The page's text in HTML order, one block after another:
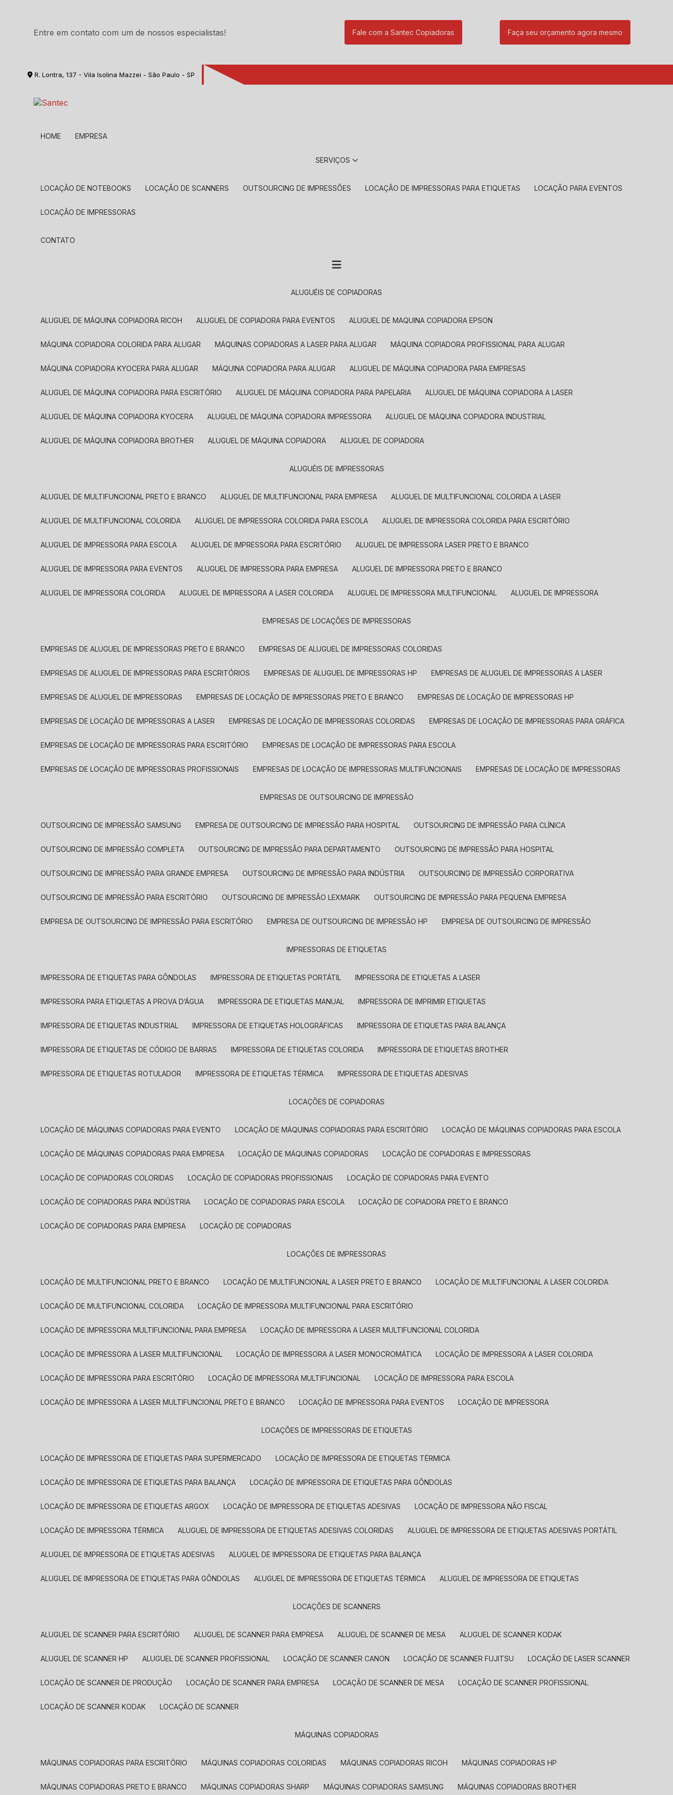
Entre em contato com um de nossos especialistas! Fale com a Santec Copiadoras Faça seu orçamento agora mesmo
R. Lontra, 137 - Vila Isolina Mazzei - São Paulo - SP
HOME EMPRESA
SERVIÇOS
LOCAÇÃO DE NOTEBOOKS LOCAÇÃO DE SCANNERS OUTSOURCING DE IMPRESSÕES LOCAÇÃO DE IMPRESSORAS PARA ETIQUETAS LOCAÇÃO PARA EVENTOS
LOCAÇÃO DE IMPRESSORAS
CONTATO
ALUGUÉIS DE COPIADORAS
ALUGUEL DE MÁQUINA COPIADORA RICOH ALUGUEL DE COPIADORA PARA EVENTOS ALUGUEL DE MAQUINA COPIADORA EPSON
MÁQUINA COPIADORA COLORIDA PARA ALUGAR MÁQUINAS COPIADORAS A LASER PARA ALUGAR MÁQUINA COPIADORA PROFISSIONAL PARA ALUGAR
MÁQUINA COPIADORA KYOCERA PARA ALUGAR MÁQUINA COPIADORA PARA ALUGAR ALUGUEL DE MÁQUINA COPIADORA PARA EMPRESAS
ALUGUEL DE MÁQUINA COPIADORA PARA ESCRITÓRIO ALUGUEL DE MÁQUINA COPIADORA PARA PAPELARIA ALUGUEL DE MÁQUINA COPIADORA A LASER
ALUGUEL DE MÁQUINA COPIADORA KYOCERA ALUGUEL DE MÁQUINA COPIADORA IMPRESSORA ALUGUEL DE MÁQUINA COPIADORA INDUSTRIAL
ALUGUEL DE MÁQUINA COPIADORA BROTHER ALUGUEL DE MÁQUINA COPIADORA ALUGUEL DE COPIADORA
ALUGUÉIS DE IMPRESSORAS
ALUGUEL DE MULTIFUNCIONAL PRETO E BRANCO ALUGUEL DE MULTIFUNCIONAL PARA EMPRESA ALUGUEL DE MULTIFUNCIONAL COLORIDA A LASER
ALUGUEL DE MULTIFUNCIONAL COLORIDA ALUGUEL DE IMPRESSORA COLORIDA PARA ESCOLA ALUGUEL DE IMPRESSORA COLORIDA PARA ESCRITÓRIO
ALUGUEL DE IMPRESSORA PARA ESCOLA ALUGUEL DE IMPRESSORA PARA ESCRITÓRIO ALUGUEL DE IMPRESSORA LASER PRETO E BRANCO
ALUGUEL DE IMPRESSORA PARA EVENTOS ALUGUEL DE IMPRESSORA PARA EMPRESA ALUGUEL DE IMPRESSORA PRETO E BRANCO
ALUGUEL DE IMPRESSORA COLORIDA ALUGUEL DE IMPRESSORA A LASER COLORIDA ALUGUEL DE IMPRESSORA MULTIFUNCIONAL ALUGUEL DE IMPRESSORA
EMPRESAS DE LOCAÇÕES DE IMPRESSORAS
EMPRESAS DE ALUGUEL DE IMPRESSORAS PRETO E BRANCO EMPRESAS DE ALUGUEL DE IMPRESSORAS COLORIDAS
EMPRESAS DE ALUGUEL DE IMPRESSORAS PARA ESCRITÓRIOS EMPRESAS DE ALUGUEL DE IMPRESSORAS HP EMPRESAS DE ALUGUEL DE IMPRESSORAS A LASER
EMPRESAS DE ALUGUEL DE IMPRESSORAS EMPRESAS DE LOCAÇÃO DE IMPRESSORAS PRETO E BRANCO EMPRESAS DE LOCAÇÃO DE IMPRESSORAS HP
EMPRESAS DE LOCAÇÃO DE IMPRESSORAS A LASER EMPRESAS DE LOCAÇÃO DE IMPRESSORAS COLORIDAS EMPRESAS DE LOCAÇÃO DE IMPRESSORAS PARA GRÁFICA
EMPRESAS DE LOCAÇÃO DE IMPRESSORAS PARA ESCRITÓRIO EMPRESAS DE LOCAÇÃO DE IMPRESSORAS PARA ESCOLA
EMPRESAS DE LOCAÇÃO DE IMPRESSORAS PROFISSIONAIS EMPRESAS DE LOCAÇÃO DE IMPRESSORAS MULTIFUNCIONAIS EMPRESAS DE LOCAÇÃO DE IMPRESSORAS
EMPRESAS DE OUTSOURCING DE IMPRESSÃO
OUTSOURCING DE IMPRESSÃO SAMSUNG EMPRESA DE OUTSOURCING DE IMPRESSÃO PARA HOSPITAL OUTSOURCING DE IMPRESSÃO PARA CLÍNICA
OUTSOURCING DE IMPRESSÃO COMPLETA OUTSOURCING DE IMPRESSÃO PARA DEPARTAMENTO OUTSOURCING DE IMPRESSÃO PARA HOSPITAL
OUTSOURCING DE IMPRESSÃO PARA GRANDE EMPRESA OUTSOURCING DE IMPRESSÃO PARA INDÚSTRIA OUTSOURCING DE IMPRESSÃO CORPORATIVA
OUTSOURCING DE IMPRESSÃO PARA ESCRITÓRIO OUTSOURCING DE IMPRESSÃO LEXMARK OUTSOURCING DE IMPRESSÃO PARA PEQUENA EMPRESA
EMPRESA DE OUTSOURCING DE IMPRESSÃO PARA ESCRITÓRIO EMPRESA DE OUTSOURCING DE IMPRESSÃO HP EMPRESA DE OUTSOURCING DE IMPRESSÃO
IMPRESSORAS DE ETIQUETAS
IMPRESSORA DE ETIQUETAS PARA GÔNDOLAS IMPRESSORA DE ETIQUETAS PORTÁTIL IMPRESSORA DE ETIQUETAS A LASER
IMPRESSORA PARA ETIQUETAS A PROVA D’ÁGUA IMPRESSORA DE ETIQUETAS MANUAL IMPRESSORA DE IMPRIMIR ETIQUETAS
IMPRESSORA DE ETIQUETAS INDUSTRIAL IMPRESSORA DE ETIQUETAS HOLOGRÁFICAS IMPRESSORA DE ETIQUETAS PARA BALANÇA
IMPRESSORA DE ETIQUETAS DE CÓDIGO DE BARRAS IMPRESSORA DE ETIQUETAS COLORIDA IMPRESSORA DE ETIQUETAS BROTHER
IMPRESSORA DE ETIQUETAS ROTULADOR IMPRESSORA DE ETIQUETAS TÉRMICA IMPRESSORA DE ETIQUETAS ADESIVAS
LOCAÇÕES DE COPIADORAS
LOCAÇÃO DE MÁQUINAS COPIADORAS PARA EVENTO LOCAÇÃO DE MÁQUINAS COPIADORAS PARA ESCRITÓRIO LOCAÇÃO DE MÁQUINAS COPIADORAS PARA ESCOLA
LOCAÇÃO DE MÁQUINAS COPIADORAS PARA EMPRESA LOCAÇÃO DE MÁQUINAS COPIADORAS LOCAÇÃO DE COPIADORAS E IMPRESSORAS
LOCAÇÃO DE COPIADORAS COLORIDAS LOCAÇÃO DE COPIADORAS PROFISSIONAIS LOCAÇÃO DE COPIADORAS PARA EVENTO
LOCAÇÃO DE COPIADORAS PARA INDÚSTRIA LOCAÇÃO DE COPIADORAS PARA ESCOLA LOCAÇÃO DE COPIADORA PRETO E BRANCO
LOCAÇÃO DE COPIADORAS PARA EMPRESA LOCAÇÃO DE COPIADORAS
LOCAÇÕES DE IMPRESSORAS
LOCAÇÃO DE MULTIFUNCIONAL PRETO E BRANCO LOCAÇÃO DE MULTIFUNCIONAL A LASER PRETO E BRANCO LOCAÇÃO DE MULTIFUNCIONAL A LASER COLORIDA
LOCAÇÃO DE MULTIFUNCIONAL COLORIDA LOCAÇÃO DE IMPRESSORA MULTIFUNCIONAL PARA ESCRITÓRIO
LOCAÇÃO DE IMPRESSORA MULTIFUNCIONAL PARA EMPRESA LOCAÇÃO DE IMPRESSORA A LASER MULTIFUNCIONAL COLORIDA
LOCAÇÃO DE IMPRESSORA A LASER MULTIFUNCIONAL LOCAÇÃO DE IMPRESSORA A LASER MONOCROMÁTICA LOCAÇÃO DE IMPRESSORA A LASER COLORIDA
LOCAÇÃO DE IMPRESSORA PARA ESCRITÓRIO LOCAÇÃO DE IMPRESSORA MULTIFUNCIONAL LOCAÇÃO DE IMPRESSORA PARA ESCOLA
LOCAÇÃO DE IMPRESSORA A LASER MULTIFUNCIONAL PRETO E BRANCO LOCAÇÃO DE IMPRESSORA PARA EVENTOS LOCAÇÃO DE IMPRESSORA
LOCAÇÕES DE IMPRESSORAS DE ETIQUETAS
LOCAÇÃO DE IMPRESSORA DE ETIQUETAS PARA SUPERMERCADO LOCAÇÃO DE IMPRESSORA DE ETIQUETAS TÉRMICA
LOCAÇÃO DE IMPRESSORA DE ETIQUETAS PARA BALANÇA LOCAÇÃO DE IMPRESSORA DE ETIQUETAS PARA GÔNDOLAS
LOCAÇÃO DE IMPRESSORA DE ETIQUETAS ARGOX LOCAÇÃO DE IMPRESSORA DE ETIQUETAS ADESIVAS LOCAÇÃO DE IMPRESSORA NÃO FISCAL
LOCAÇÃO DE IMPRESSORA TÉRMICA ALUGUEL DE IMPRESSORA DE ETIQUETAS ADESIVAS COLORIDAS ALUGUEL DE IMPRESSORA DE ETIQUETAS ADESIVAS PORTÁTIL
ALUGUEL DE IMPRESSORA DE ETIQUETAS ADESIVAS ALUGUEL DE IMPRESSORA DE ETIQUETAS PARA BALANÇA
ALUGUEL DE IMPRESSORA DE ETIQUETAS PARA GÔNDOLAS ALUGUEL DE IMPRESSORA DE ETIQUETAS TÉRMICA ALUGUEL DE IMPRESSORA DE ETIQUETAS
LOCAÇÕES DE SCANNERS
ALUGUEL DE SCANNER PARA ESCRITÓRIO ALUGUEL DE SCANNER PARA EMPRESA ALUGUEL DE SCANNER DE MESA ALUGUEL DE SCANNER KODAK
ALUGUEL DE SCANNER HP ALUGUEL DE SCANNER PROFISSIONAL LOCAÇÃO DE SCANNER CANON LOCAÇÃO DE SCANNER FUJITSU LOCAÇÃO DE LASER SCANNER
LOCAÇÃO DE SCANNER DE PRODUÇÃO LOCAÇÃO DE SCANNER PARA EMPRESA LOCAÇÃO DE SCANNER DE MESA LOCAÇÃO DE SCANNER PROFISSIONAL
LOCAÇÃO DE SCANNER KODAK LOCAÇÃO DE SCANNER
MÁQUINAS COPIADORAS
MÁQUINAS COPIADORAS PARA ESCRITÓRIO MÁQUINAS COPIADORAS COLORIDAS MÁQUINAS COPIADORAS RICOH MÁQUINAS COPIADORAS HP
MÁQUINAS COPIADORAS PRETO E BRANCO MÁQUINAS COPIADORAS SHARP MÁQUINAS COPIADORAS SAMSUNG MÁQUINAS COPIADORAS BROTHER